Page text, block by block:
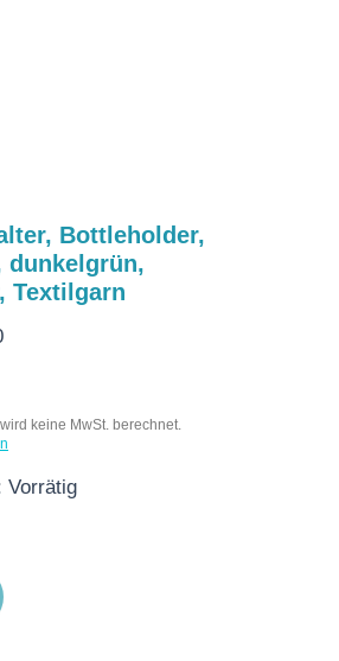
Bottleholder,
dunkelgrün,
Textilgarn
keine MwSt. berechnet.
Vorrätig